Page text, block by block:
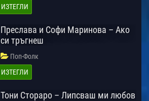
ИЗТЕГЛИ
Преслава и Софи Маринова – Ако
си тръгнеш
Поп-Фолк
ИЗТЕГЛИ
Тони Стораро – Липсваш ми любов